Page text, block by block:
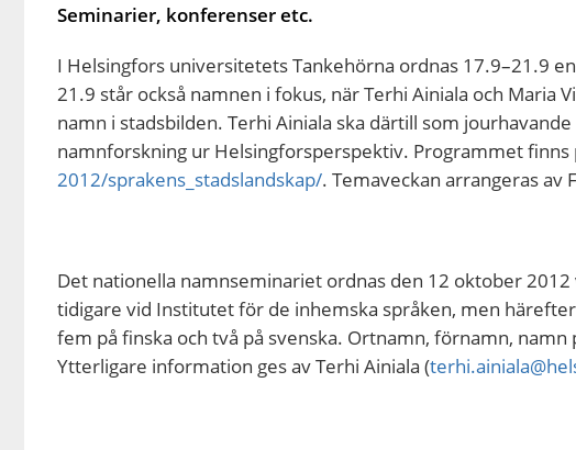
Seminarier, konferenser etc.
I Helsingfors universitetets Tankehörna ordnas 17.9–21.9
21.9 står också namnen i fokus, när Terhi Ainiala och
namn i stadsbilden. Terhi Ainiala ska därtill som
namnforskning ur Helsingforsperspektiv. Programmet finns
2012/sprakens_stadslandskap/. Temaveckan arrangeras av
Det nationella namnseminariet ordnas den 12 oktober
tidigare vid Institutet för de inhemska språken, men
fem på finska och två på svenska. Ortnamn, förnamn,
Ytterligare information ges av Terhi Ainiala (